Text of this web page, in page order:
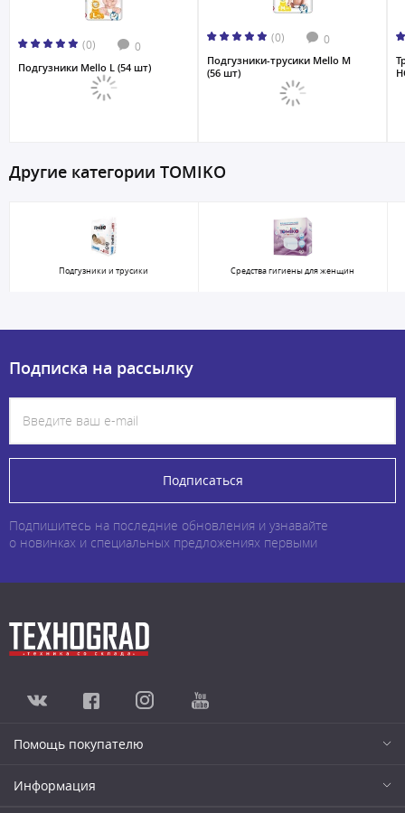
(0) 0
Подгузники Mello L (54 шт)
(0) 0
Подгузники-трусики Mello M
(56 шт)
Другие категории TOMIKO
Подгузники и трусики Средства гигиены для женщин
Подписка на рассылку
Подписаться
Подпишитесь на последние обновления и узнавайте
о новинках и специальных предложениях первыми
Помощь покупателю
Информация